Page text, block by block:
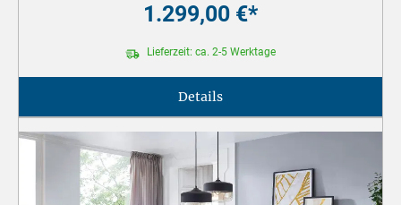
1.299,00 €*
Lieferzeit: ca. 2-5 Werktage
Details